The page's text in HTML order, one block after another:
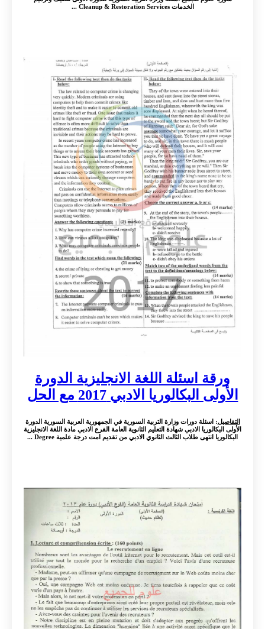
الخدمات Cleanup & Restoration Services ...
ورقة اسئلة اللغة الانجليزية الدورة
الأولى البكالوريا الادبي 2017 مع الحل
التفاصيل: اسئلة دورات وزارة التربية السورية في الجمهورية العربية السورية الدورة
الأولى البكالوريا الادبي شهادة التعليم الثانوية العامة الفرع الادبي مادة اللغة الانجليزية
البكالوريا انتهى طلاب الثالث الثانوي الادبي من تقديم امت درجة علمية Degree ...